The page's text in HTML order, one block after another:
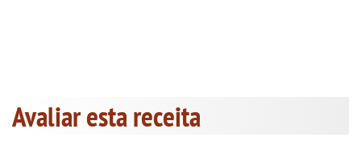
Avaliar esta receita